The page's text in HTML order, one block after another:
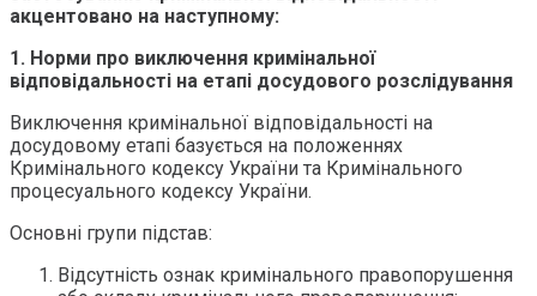
акцентовано на наступному:
1. Норми про виключення кримінальної
відповідальності на етапі досудового розслідування
Виключення кримінальної відповідальності на
досудовому етапі базується на положеннях
Кримінального кодексу України та Кримінального
процесуального кодексу України.
Основні групи підстав:
Відсутність ознак кримінального правопорушення